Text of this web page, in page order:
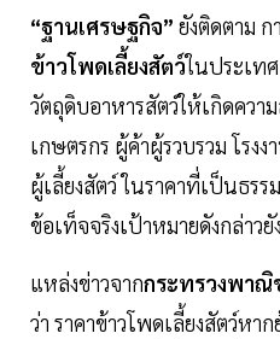
“ฐานเศรษฐกิจ” ยังติดตาม ก
ข้าวโพดเลี้ยงสัตว์ในประเท
วัตถุดิบอาหารสัตว์ให้เกิดควา
เกษตรกร ผู้ค้าผู้รวบรวม โรง
ผู้เลี้ยงสัตว์ ในราคาที่เป็นธรร
ข้อเท็จจริงเป้าหมายดังกล่าว
แหล่งข่าวจากกระทรวงพาณิ
ว่า ราคาข้าวโพดเลี้ยงสัตว์ห